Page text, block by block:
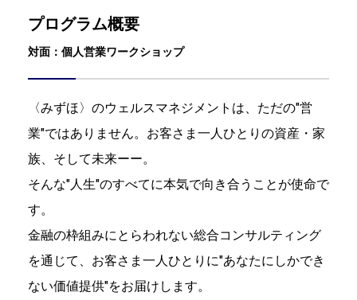
プログラム概要
対面：個人営業ワークショップ
〈みずほ〉のウェルスマネジメントは、ただの"営
業"ではありません。お客さま一人ひとりの資産・家
族、そして未来ーー。
そんな"人生"のすべてに本気で向き合うことが使命で
す。
金融の枠組みにとらわれない総合コンサルティング
を通じて、お客さま一人ひとりに"あなたにしかでき
ない価値提供"をお届けします。